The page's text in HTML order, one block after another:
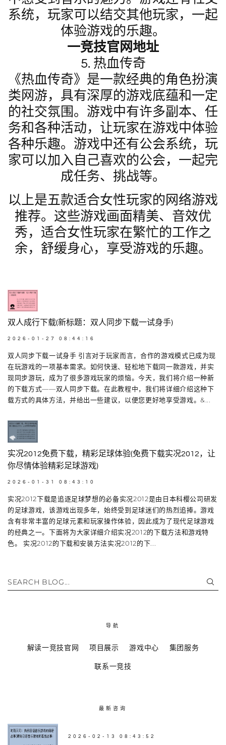
系统，玩家可以结交其他玩家，一起
体验游戏的乐趣。
一竞技官网地址
5. 热血传奇
《热血传奇》是一款经典的角色扮演
类网游，具有深厚的游戏底蕴和一定
的社交氛围。游戏中有许多副本、任
务和各种活动，让玩家在游戏中体验
各种乐趣。游戏中还有公会系统，玩
家可以加入自己喜欢的公会，一起完
成任务、挑战等。
以上是五款适合女性玩家的网络游戏
推荐。这些游戏画面精美、音效优
秀，适合女性玩家在繁忙的工作之
余，舒缓身心，享受游戏的乐趣。
双人成行下载(新标题：双人同步下载一试身手)
2026-01-27 08:44:16
双人同步下载一试身手 引言对于玩家而言，合作的游戏模式已成为现
在玩游戏的一项基本需求。如何快速、轻松地下载同一款游戏，并实
现同步游玩，成为了很多游戏玩家的烦恼。今天，我们将介绍一种新
的下载方式——双人同步下载。在此教程中，我们将详细介绍这种下
载方式的具体方法，并给出一些建议，以便您更好地享受游戏。&...
实况2012免费下载，精彩足球体验(免费下载实况2012，让
你尽情体验精彩足球游戏)
2026-01-31 08:43:10
实况2012下载是追逐足球梦想的必备实况2012是由日本科樱公司研发
的足球游戏，该游戏出现多年，始终受到足球迷们的热烈追捧。游戏
含有非常丰富的足球元素和玩家操作体验，因此成为了现代足球游戏
的经典之一。下面将为大家详细介绍实况2012的下载方法和游戏特
色。 实况2012的下载和安装方法实况2012的下...
SEARCH BLOG...
导航
解读一竞技官网 项目展示 游戏中心 集团服务
联系一竞技
最新咨询
2026-02-13 08:43:52